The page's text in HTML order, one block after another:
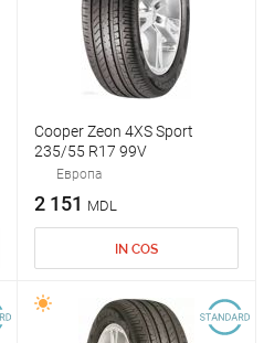
Cooper Zeon 4XS Sport
235/55 R17 99V
Европа
2 151 MDL
IN COS